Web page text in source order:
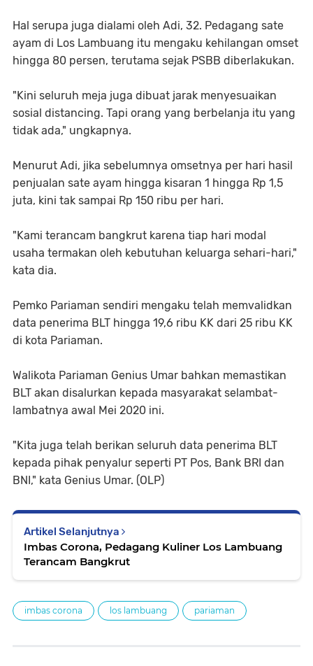
Hal serupa juga dialami oleh Adi, 32. Pedagang sate
ayam di Los Lambuang itu mengaku kehilangan omset
hingga 80 persen, terutama sejak PSBB diberlakukan.
"Kini seluruh meja juga dibuat jarak menyesuaikan
sosial distancing. Tapi orang yang berbelanja itu yang
tidak ada," ungkapnya.
Menurut Adi, jika sebelumnya omsetnya per hari hasil
penjualan sate ayam hingga kisaran 1 hingga Rp 1,5
juta, kini tak sampai Rp 150 ribu per hari.
"Kami terancam bangkrut karena tiap hari modal
usaha termakan oleh kebutuhan keluarga sehari-hari,"
kata dia.
Pemko Pariaman sendiri mengaku telah memvalidkan
data penerima BLT hingga 19,6 ribu KK dari 25 ribu KK
di kota Pariaman.
Walikota Pariaman Genius Umar bahkan memastikan
BLT akan disalurkan kepada masyarakat selambat-
lambatnya awal Mei 2020 ini.
"Kita juga telah berikan seluruh data penerima BLT
kepada pihak penyalur seperti PT Pos, Bank BRI dan
BNI," kata Genius Umar. (OLP)
Artikel Selanjutnya
Imbas Corona, Pedagang Kuliner Los Lambuang
Terancam Bangkrut
imbas corona los lambuang pariaman